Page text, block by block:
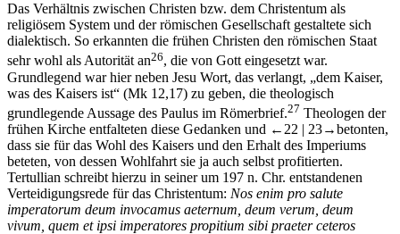
Das Verhältnis zwischen Christen bzw. dem Christentum als
religiösem System und der römischen Gesellschaft gestaltete sich
dialektisch. So erkannten die frühen Christen den römischen Staat
sehr wohl als Autorität an26, die von Gott eingesetzt war.
Grundlegend war hier neben Jesu Wort, das verlangt, „dem Kaiser,
was des Kaisers ist“ (Mk 12,17) zu geben, die theologisch
grundlegende Aussage des Paulus im Römerbrief.27 Theologen der
frühen Kirche entfalteten diese Gedanken und ←22 | 23→betonten,
dass sie für das Wohl des Kaisers und den Erhalt des Imperiums
beteten, von dessen Wohlfahrt sie ja auch selbst profitierten.
Tertullian schreibt hierzu in seiner um 197 n. Chr. entstandenen
Verteidigungsrede für das Christentum: Nos enim pro salute
imperatorum deum invocamus aeternum, deum verum, deum
vivum, quem et ipsi imperatores propitium sibi praeter ceteros